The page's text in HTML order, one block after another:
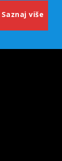
Saznaj više